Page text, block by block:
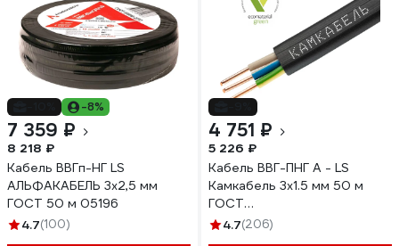
-8%
7 359 ₽
8 218 ₽
Кабель ВВГп-НГ LS
АЛЬФАКАБЕЛЬ 3х2,5 мм
ГОСТ 50 м 05196
4.7(100)
4 751 ₽
5 226 ₽
Кабель ВВГ-ПНГ А - LS
Камкабель 3x1.5 мм 50 м
ГОСТ
1157К30FG00070А0050М
4.7(206)